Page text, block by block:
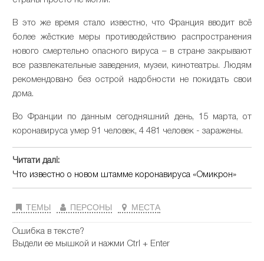
В это же время стало известно, что Франция вводит всё
более жёсткие меры противодействию распространения
нового смертельно опасного вируса – в стране закрывают
все развлекательные заведения, музеи, кинотеатры. Людям
рекомендовано без острой надобности не покидать свои
дома.
Во Франции по данным сегодняшний день, 15 марта, от
коронавируса умер 91 человек, 4 481 человек - заражены.
Читати далі:
Что известно о новом штамме коронавируса «Омикрон»
ТЕМЫ ПЕРСОНЫ МЕСТА
Ошибка в тексте?
Выдели ее мышкой и нажми Ctrl + Enter